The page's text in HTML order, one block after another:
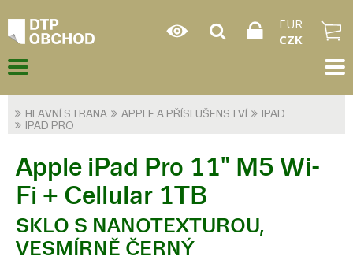
EUR
CZK
HLAVNÍ STRANA APPLE A PŘÍSLUŠENSTVÍ
IPAD
IPAD PRO
Apple iPad Pro 11" M5 Wi-
Fi + Cellular 1TB
SKLO S NANOTEXTUROU,
VESMÍRNĚ ČERNÝ